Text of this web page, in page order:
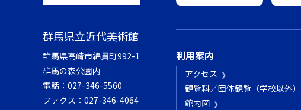
群馬県立近代美術館
群馬県高崎市綿貫町992-1
群馬の森公園内
電話： 027-346-5560
ファクス： 027-346-4064
利用案内
アクセス
観覧料／団体観覧（学校以外）
館内図